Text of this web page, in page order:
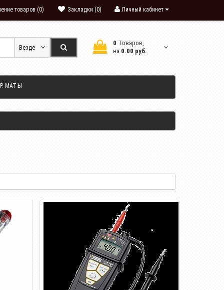
Личный кабинет
Закладки (0)
товаров (0)
0 Tоваров,
на 0.00 руб.
Везде
МАТ-Ы